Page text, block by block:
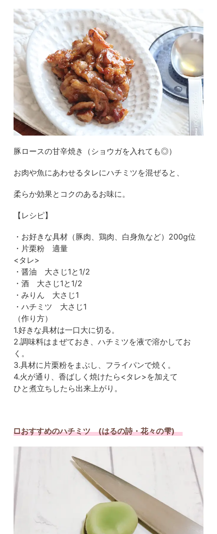
豚ロースの甘辛焼き（ショウガを入れても◎）
お肉や魚にあわせるタレにハチミツを混ぜると、
柔らか効果とコクのあるお味に。
【レシピ】
・お好きな具材（豚肉、鶏肉、白身魚など）200g位
・片栗粉 適量
<タレ>
・醤油 大さじ1と1/2
・酒 大さじ1と1/2
・みりん 大さじ1
・ハチミツ 大さじ1
（作り方）
1.好きな具材は一口大に切る。
2.調味料はまぜておき、ハチミツを液で溶かしてお
く。
3.具材に片栗粉をまぶし、フライパンで焼く。
4.火が通り、香ばしく焼けたら<タレ>を加えて
ひと煮立ちしたら出来上がり。
□おすすめのハチミツ (はるの詩・花々の雫)